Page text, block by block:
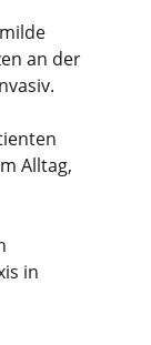
an der
Alltag,
in